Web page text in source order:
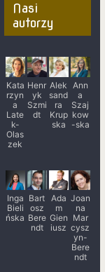
Nasi
autorzy
Kata
rzyn
a
Late
k-
Olas
zek
Henr
yk
Szmi
dt
Alek
sand
ra
Krup
ska
Ann
a
Szaj
kow
-ska
Inga
Bieli
ńska
Bart
osz
Bere
ndt
Ada
m
Gien
iusz
Joan
na
Mar
cysz
yn-
Bere
ndt